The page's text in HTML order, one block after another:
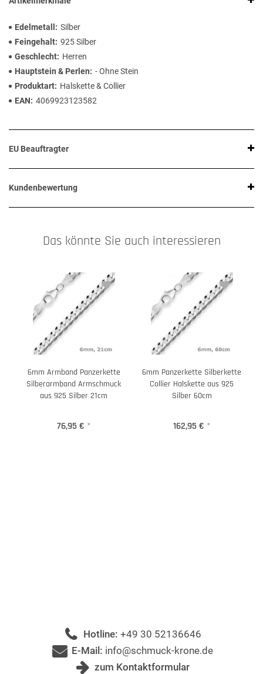
Edelmetall
Silber
Feingehalt 925 Silber
Geschlecht
Herren
Hauptstein & Perlen
- Ohne Stein
Produktart
Halskette & Collier
EAN
4069923123582
EU Beauftragter
Kundenbewertung
Das könnte Sie auch interessieren
6mm Armband Panzerkette
Silberarmband Armschmuck
aus 925 Silber 21cm
76,95 € *
6mm Panzerkette Silberkette
Collier Halskette aus 925
Silber 60cm
162,95 € *
Hotline: +49 30 52136646
E-Mail: info@schmuck-krone.de
zum Kontaktformular